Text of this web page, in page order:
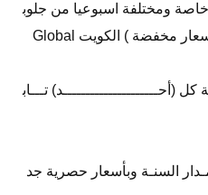
ومختلفة اسبوعيا من جلوب
ل هوليدي للسياحة والسفر ( أسعار مخفضة ) الكويت Global
تـــاب
السنـة وبأسعار حصرية جد